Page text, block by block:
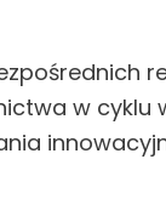
w cyklu